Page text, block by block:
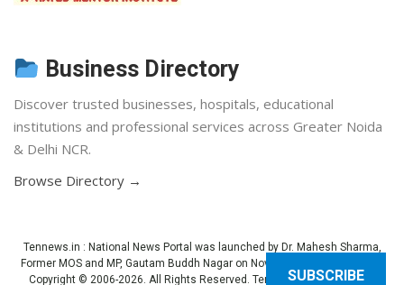
Business Directory
Discover trusted businesses, hospitals, educational
institutions and professional services across Greater Noida
& Delhi NCR.
Browse Directory →
Tennews.in : National News Portal was launched by Dr. Mahesh Sharma,
Former MOS and MP, Gautam Buddh Nagar on November 3, 2013 (Diwali).
Copyright © 2006-2026. All Rights Reserved. Ten News.Terms of use
SUBSCRIBE